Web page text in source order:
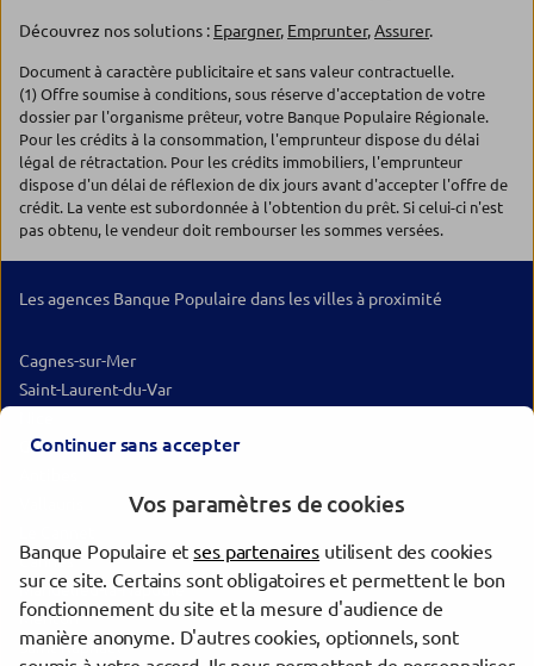
Découvrez nos solutions : Epargner, Emprunter,Assurer.
Document à caractère publicitaire et sans valeur contractuelle.
(1) Offre soumise à conditions, sous réserve d'acceptation de votre
dossier par l'organisme prêteur, votre Banque Populaire Régionale.
Pour les crédits à la consommation, l'emprunteur dispose du délai
légal de rétractation. Pour les crédits immobiliers, l'emprunteur
dispose d'un délai de réflexion de dix jours avant d'accepter l'offre de
crédit. La vente est subordonnée à l'obtention du prêt. Si celui-ci n'est
pas obtenu, le vendeur doit rembourser les sommes versées.
Les agences Banque Populaire dans les villes à proximité
Cagnes-sur-Mer
Saint-Laurent-du-Var
Grasse
Cannes
Mandelieu-la-Napoule
Menton
Saint-Raphaël
Continuer sans accepter
Vos paramètres de cookies
Banque Populaire etses partenaires utilisent des cookies
sur ce site. Certains sont obligatoires et permettent le bon
fonctionnement du site et la mesure d'audience de
manière anonyme. D'autres cookies, optionnels, sont